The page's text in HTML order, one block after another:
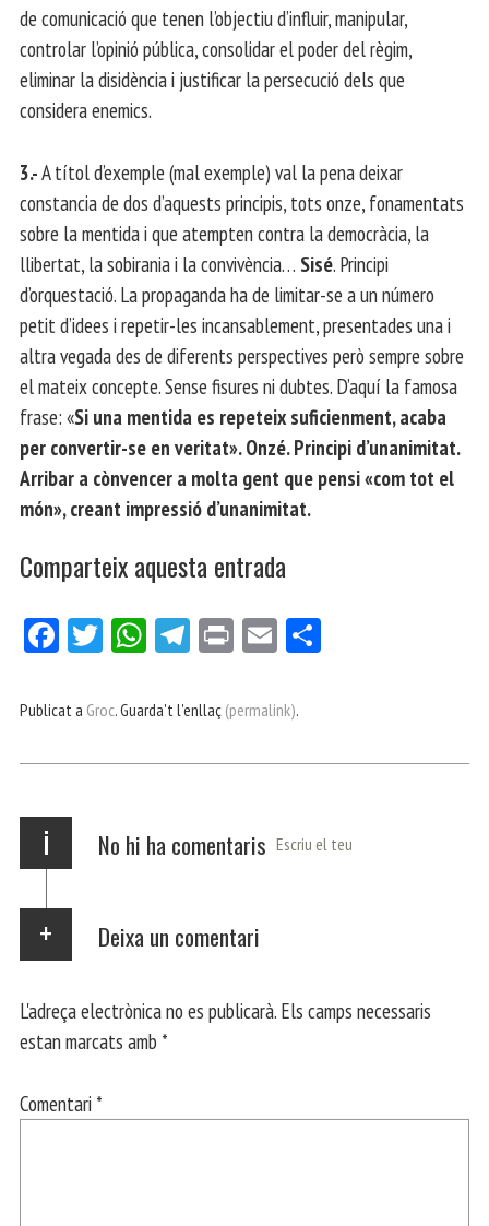
de comunicació que tenen l’objectiu d’influir, manipular,
controlar l’opinió pública, consolidar el poder del règim,
eliminar la disidència i justificar la persecució dels que
considera enemics.
3.-A títol d’exemple (mal exemple) val la pena deixar
constancia de dos d’aquests principis, tots onze, fonamentats
sobre la mentida i que atempten contra la democràcia, la
llibertat, la sobirania i la convivència… Sisé. Principi
d’orquestació. La propaganda ha de limitar-se a un número
petit d’idees i repetir-les incansablement, presentades una i
altra vegada des de diferents perspectives però sempre sobre
el mateix concepte. Sense fisures ni dubtes. D’aquí la famosa
frase: «Si una mentida es repeteix suficienment, acaba
per convertir-se en veritat». Onzé. Principi d’unanimitat.
Arribar a cònvencer a molta gent que pensi «com tot el
món», creant impressió d’unanimitat.
Comparteix aquesta entrada
Fa
bo
Tw
er
W
ts
p
Te
gr
m
Pri E
ail
ei
Publicat a Groc. Guarda't l'enllaç (permalink).
i No hi ha comentaris Escriu el teu
Deixa un comentari
L'adreça electrònica no es publicarà. Els camps necessaris
estan marcats amb *
Comentari *